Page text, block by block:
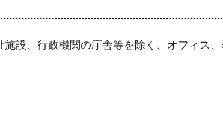
設、行政機関の庁舎等を除く、オフィス